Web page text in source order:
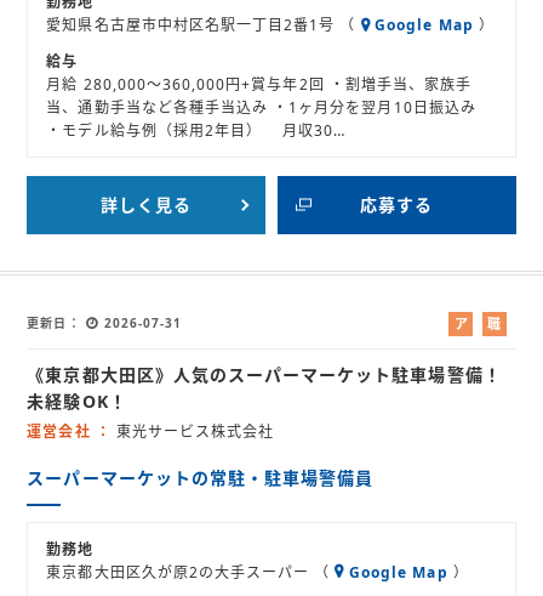
愛知県名古屋市中村区名駅一丁目2番1号 （
Google Map ）
給与
月給 280,000～360,000円+賞与年2回 ・割増手当、家族手
当、通勤手当など各種手当込み ・1ヶ月分を翌月10日振込み
・モデル給与例（採用2年目） 月収30…
詳しく見る 応募する
更新日 2026-07-31
ア
バ
職
紹
《東京都大田区》人気のスーパーマーケット駐車場警備！
未経験OK！
運営会社 東光サービス株式会社
スーパーマーケットの常駐・駐車場警備員
勤務地
東京都大田区久が原2の大手スーパー （
Google Map ）